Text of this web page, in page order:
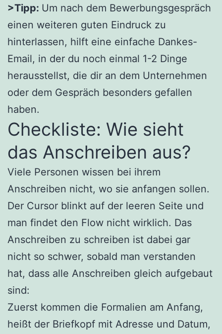
>Tipp: Um nach dem Bewerbungsgespräch
einen weiteren guten Eindruck zu
hinterlassen, hilft eine einfache Dankes-
Email, in der du noch einmal 1-2 Dinge
herausstellst, die dir an dem Unternehmen
oder dem Gespräch besonders gefallen
haben.
Checkliste: Wie sieht
das Anschreiben aus?
Viele Personen wissen bei ihrem
Anschreiben nicht, wo sie anfangen sollen.
Der Cursor blinkt auf der leeren Seite und
man findet den Flow nicht wirklich. Das
Anschreiben zu schreiben ist dabei gar
nicht so schwer, sobald man verstanden
hat, dass alle Anschreiben gleich aufgebaut
sind:
Zuerst kommen die Formalien am Anfang,
heißt der Briefkopf mit Adresse und Datum,